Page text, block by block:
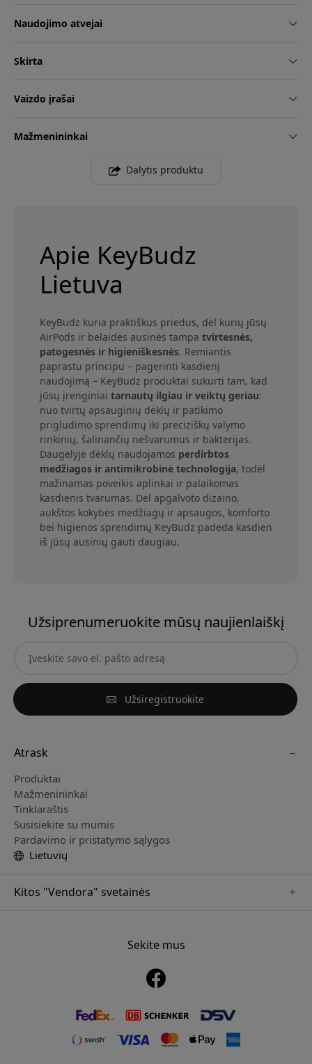
Naudojimo atvejai
Skirta
Vaizdo įrašai
Mažmenininkai
Dalytis produktu
Apie KeyBudz
Lietuva
KeyBudz kuria praktiškus priedus, dėl kurių jūsų
AirPods ir belaidės ausinės tampa tvirtesnės,
patogesnės ir higieniškesnės. Remiantis
paprastu principu – pagerinti kasdienį
naudojimą – KeyBudz produktai sukurti tam, kad
jūsų įrenginiai tarnautų ilgiau ir veiktų geriau:
nuo tvirtų apsauginių dėklų ir patikimo
prigludimo sprendimų iki preciziškų valymo
rinkinių, šalinančių nešvarumus ir bakterijas.
Daugelyje dėklų naudojamos perdirbtos
medžiagos ir antimikrobinė technologija, todėl
mažinamas poveikis aplinkai ir palaikomas
kasdienis tvarumas. Dėl apgalvoto dizaino,
aukštos kokybės medžiagų ir apsaugos, komforto
bei higienos sprendimų KeyBudz padeda kasdien
iš jūsų ausinių gauti daugiau.
Užsiprenumeruokite mūsų naujienlaiškį
Užsiregistruokite
Atrask
Produktai
Mažmenininkai
Tinklaraštis
Susisiekite su mumis
Pardavimo ir pristatymo sąlygos
Lietuvių
Kitos "Vendora" svetainės
www.myfirst.se
Sekite mus